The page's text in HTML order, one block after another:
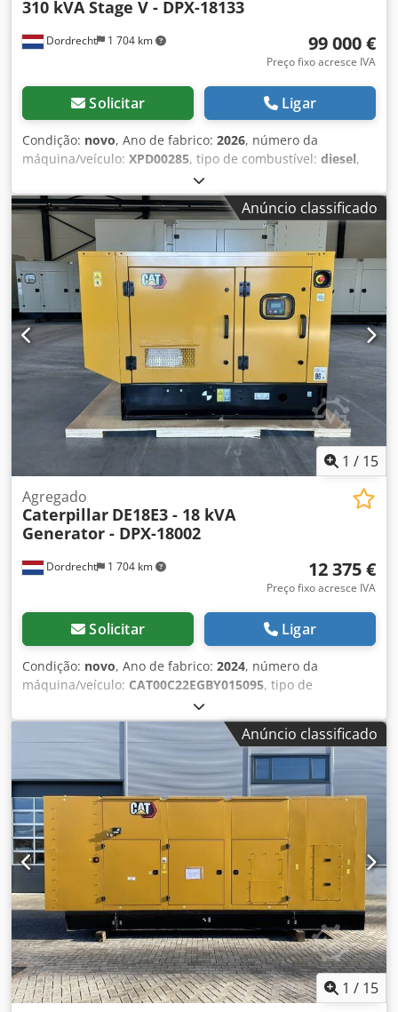
Dordrecht 1 704 km
310 kVA Stage V - DPX-18133
99 000 €
Preço fixo acresce IVA
Solicitar Ligar
Condição: novo, Ano de fabrico: 2026, número da
máquina/veículo: XPD00285, tipo de combustível: diesel,
Cat C9.3B
Construção Peso vazio: 4.784 kg Potência do gerador: 310
kVA Dimensões do compartimento de carga: 409 x 151 x
228 cm Marca CE: sim Nível de emissões: Stage V / Tier IV
final Volume do tanque de água: 667 l Djdjzc Dwqopfx Am
Tjwa País de fabricação: CN Entre em contato com a
equipe DPX para mais informações. = Outras opções e
acessórios = - Bateria - Painel de controle - Teto de aço -
Caminhão-pipa
Anúncio classificado
1 / 15
Dordrecht 1 704 km
Agregado
Caterpillar DE18E3 - 18 kVA
Generator - DPX-18002
12 375 €
Preço fixo acresce IVA
Solicitar Ligar
Condição: novo, Ano de fabrico: 2024, número da
máquina/veículo: CAT00C22EGBY015095, tipo de
, fabricante de motores:
C2.2, Finalidade de uso: Construção civil Peso próprio: 706
kg Potência do gerador: 18 kVA Dimensões do
compartimento de carga: 171 x 88 x 127 cm Certificação CE:
sim Capacidade do reservatório de água: 55 l Dwedpfx
Amjzc Dvyj Tsa País de produção: CN Entre em contato com
a equipe DPX para mais informações. = Outras opções e
acessórios = - Bateria - Painel de controle - Teto de aço -
Caminhão-tanque
Anúncio classificado
1 / 15